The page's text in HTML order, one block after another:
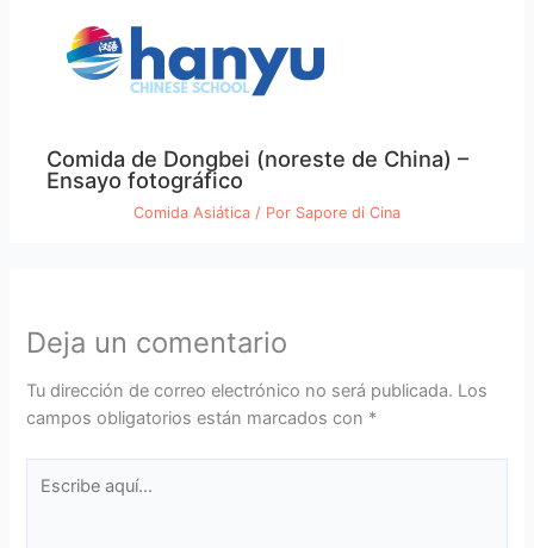
Comida de Dongbei (noreste de China) –
Ensayo fotográfico
Comida Asiática / Por Sapore di Cina
Deja un comentario
Tu dirección de correo electrónico no será publicada. Los
campos obligatorios están marcados con *
aquí...